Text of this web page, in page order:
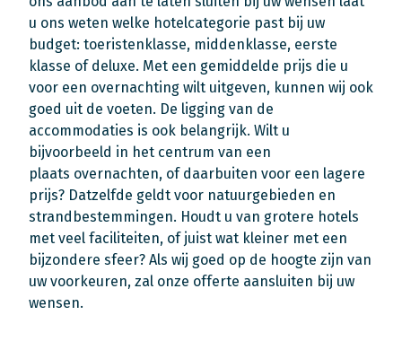
u ons weten welke hotelcategorie past bij uw
budget: toeristenklasse, middenklasse, eerste
klasse of deluxe. Met een gemiddelde prijs die u
voor een overnachting wilt uitgeven, kunnen wij ook
goed uit de voeten. De ligging van de
accommodaties is ook belangrijk. Wilt u
bijvoorbeeld in het centrum van een
plaats overnachten, of daarbuiten voor een lagere
prijs? Datzelfde geldt voor natuurgebieden en
strandbestemmingen. Houdt u van grotere hotels
met veel faciliteiten, of juist wat kleiner met een
bijzondere sfeer? Als wij goed op de hoogte zijn van
uw voorkeuren, zal onze offerte aansluiten bij uw
wensen.